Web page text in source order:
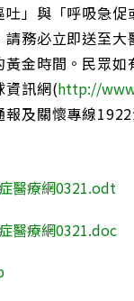
」與「呼吸急促
務必立即送至大
金時間。民眾如
資訊網(http://
及關懷專線1922
醫療網0321.odt
醫療網0321.doc